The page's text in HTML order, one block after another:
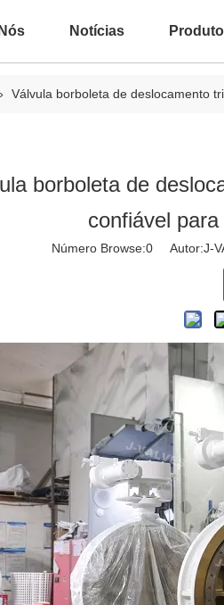
Notícias
Válvula borboleta de deslocamento
borboleta de
confiável
Número Browse:0Autor:J-